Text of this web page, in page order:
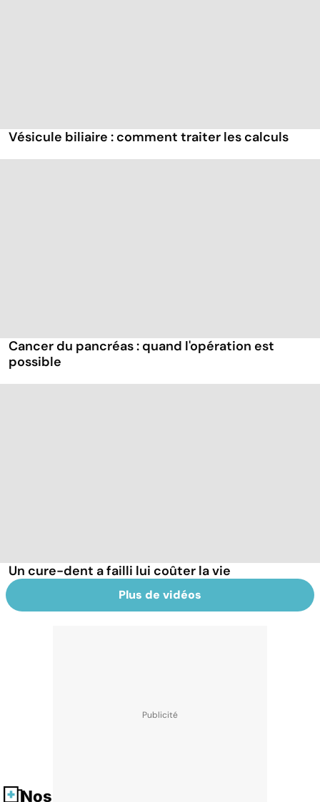
Vésicule biliaire : comment traiter les calculs
Cancer du pancréas : quand l'opération est
possible
Un cure-dent a failli lui coûter la vie
Plus de vidéos
Nos fiches santé